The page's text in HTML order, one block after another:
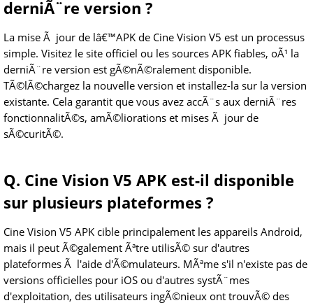
derniÃ¨re version ?
La mise Ã jour de lâ€™APK de Cine Vision V5 est un processus
simple. Visitez le site officiel ou les sources APK fiables, oÃ¹ la
derniÃ¨re version est gÃ©nÃ©ralement disponible.
TÃ©lÃ©chargez la nouvelle version et installez-la sur la version
existante. Cela garantit que vous avez accÃ¨s aux derniÃ¨res
fonctionnalitÃ©s, amÃ©liorations et mises Ã jour de
sÃ©curitÃ©.
Q. Cine Vision V5 APK est-il disponible
sur plusieurs plateformes ?
Cine Vision V5 APK cible principalement les appareils Android,
mais il peut Ã©galement Ãªtre utilisÃ© sur d'autres
plateformes Ã l'aide d'Ã©mulateurs. MÃªme s'il n'existe pas de
versions officielles pour iOS ou d'autres systÃ¨mes
d'exploitation, des utilisateurs ingÃ©nieux ont trouvÃ© des